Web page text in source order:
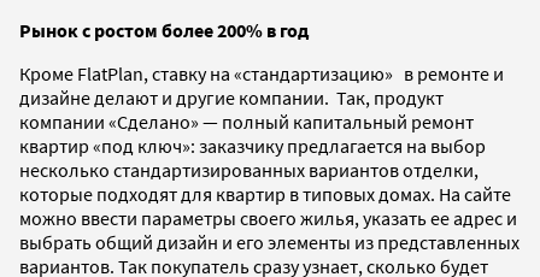
Рынок с ростом более 200% в год
Кроме FlatPlan, ставку на «стандартизацию» в ремонте и
дизайне делают и другие компании. Так, продукт
компании «Сделано» — полный капитальный ремонт
квартир «под ключ»: заказчику предлагается на выбор
несколько стандартизированных вариантов отделки,
которые подходят для квартир в типовых домах. На сайте
можно ввести параметры своего жилья, указать ее адрес и
выбрать общий дизайн и его элементы из представленных
вариантов. Так покупатель сразу узнает, сколько будет